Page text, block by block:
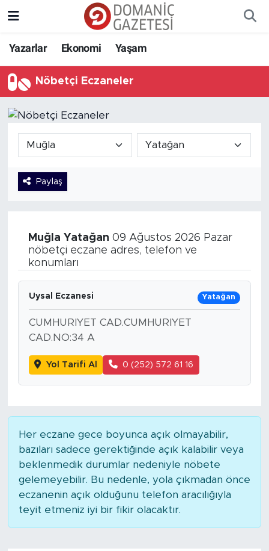
Yazarlar Ekonomi Yaşam
Nöbetçi Eczaneler
Paylaş
Muğla Yatağan 09 Ağustos 2026 Pazar
nöbetçi eczane adres, telefon ve
konumları
Uysal Eczanesi Yatağan
CUMHURIYET CAD.CUMHURIYET
CAD.NO:34 A
Yol Tarifi Al 0 (252) 572 61 16
Her eczane gece boyunca açık olmayabilir,
bazıları sadece gerektiğinde açık kalabilir veya
beklenmedik durumlar nedeniyle nöbete
gelemeyebilir. Bu nedenle, yola çıkmadan önce
eczanenin açık olduğunu telefon aracılığıyla
teyit etmeniz iyi bir fikir olacaktır.